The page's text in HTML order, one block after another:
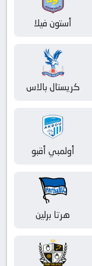
أستون فيلا
كريستال بالاس
أولمبي أقبو
هرتا برلين